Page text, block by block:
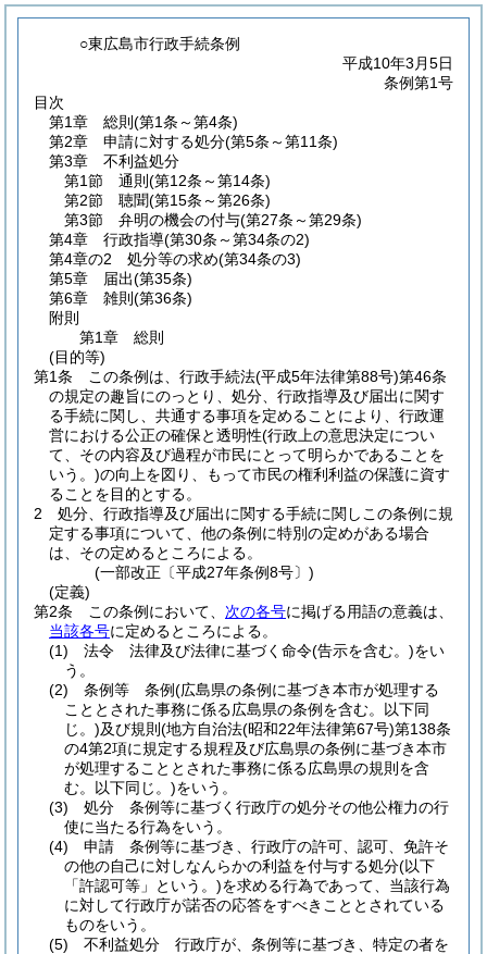
○東広島市行政手続条例
平成10年3月5日
条例第1号
目次
第1章
総則 (第1条～第4条)
第2章
申請に対する処分(第5条～第11条)
第3章
不利益処分
第1節
通則 (第12条～第14条)
第2節
聴聞(第15条～第26条)
第3節
弁明の機会の付与(第27条～第29条)
第4章
行政指導(第30条～第34条の2)
第4章の2
処分等の求め(第34条の3)
第5章
届出(第35条)
第6章
雑則 (第36条)
附則
第1章
総則
(目的等)
第1条
この条例は、行政手続法(平成5年法律第88号)第46条
の規定の趣旨にのっとり、処分、行政指導及び届出に関す
る手続に関し、共通する事項を定めることにより、行政運
営における公正の確保と透明性(行政上の意思決定につい
て、その内容及び過程が市民にとって明らかであることを
いう。)の向上を図り、もって市民の権利利益の保護に資す
ることを目的とする。
2
処分、行政指導及び届出に関する手続に関しこの条例に規
定する事項について、他の条例に特別の定めがある場合
は、その定めるところによる。
(一部改正〔平成27年条例8号〕)
(定義)
第2条
この条例において、 次の各号に掲げる用語の意義は、
当該各号に定めるところによる。
(1)
法令 法律及び法律に基づく命令(告示を含む。)をい
う。
(2)
条例等 条例(広島県の条例に基づき本市が処理する
こととされた事務に係る広島県の条例を含む。以下同
じ。)及び規則 (地方自治法(昭和22年法律第67号)第138条
の4第2項に規定する規程及び広島県の条例に基づき本市
が処理することとされた事務に係る広島県の規則を含
む。以下同じ。)をいう。
(3)
処分 条例等に基づく行政庁の処分その他公権力の行
使に当たる行為をいう。
(4)
申請 条例等に基づき、行政庁の許可、認可、免許そ
の他の自己に対しなんらかの利益を付与する処分(以下
「許認可等」という。)を求める行為であって、当該行為
に対して行政庁が諾否の応答をすべきこととされている
ものをいう。
(5)
不利益処分 行政庁が、条例等に基づき、特定の者を